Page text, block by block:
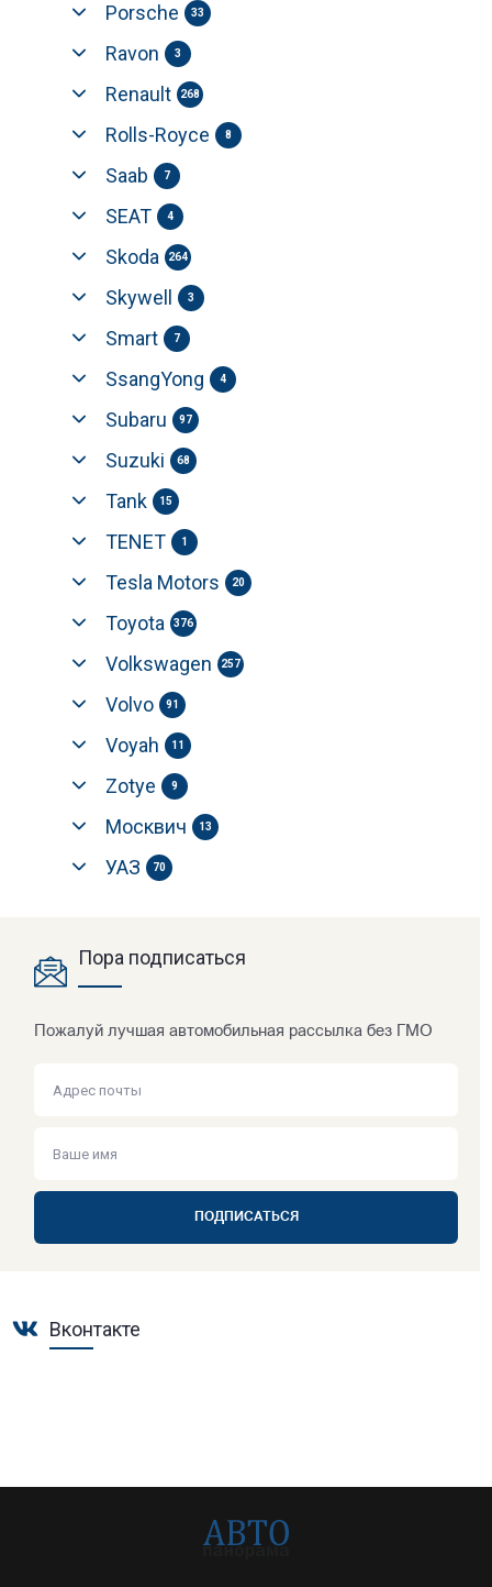
Porsche 33
Ravon 3
Renault 268
Rolls-Royce 8
Saab 7
SEAT 4
Skoda 264
Skywell 3
Smart 7
SsangYong 4
Subaru 97
Suzuki 68
Tank 15
TENET 1
Tesla Motors 20
Toyota 376
Volkswagen 257
Volvo 91
Voyah 11
Zotye 9
Москвич 13
УАЗ 70
Пора подписаться
Пожалуй лучшая автомобильная рассылка без ГМО
ПОДПИСАТЬСЯ
Вконтакте